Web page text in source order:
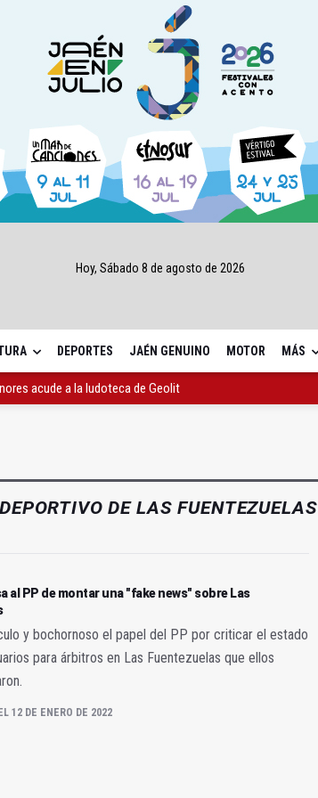
Hoy, Sábado 8 de agosto de 2026
DEPORTES JAÉN GENUINO MOTOR MÁS
acude a la ludoteca de Geolit
DE LAS FUENTEZUELAS
al PP de montar una "fake news" sobre Las
y bochornoso el papel del PP por criticar el estado
para árbitros en Las Fuentezuelas que ellos
12 DE ENERO DE 2022